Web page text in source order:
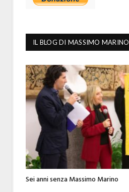
IL BLOG DI MASSIMO MARINO
Sei anni senza Massimo Marino